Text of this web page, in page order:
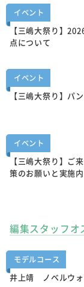
イベント
【三嶋大祭り】
点について
イベント
【三嶋大祭り】パ
イベント
【三嶋大祭り】ご
策のお願いと実施内
編集スタッフオ
モデルコース
井上靖 ノベルウ